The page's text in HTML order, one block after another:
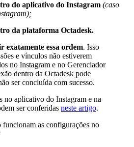
do aplicativo do Instagram (caso
da plataforma Octadesk.
exatamente essa ordem. Isso
e vínculos não estiverem
no Instagram e no Gerenciador
dentro da Octadesk pode
ser concluída com sucesso.
no aplicativo do Instagram e na
ser conferidas neste artigo.
funcionam as configurações no